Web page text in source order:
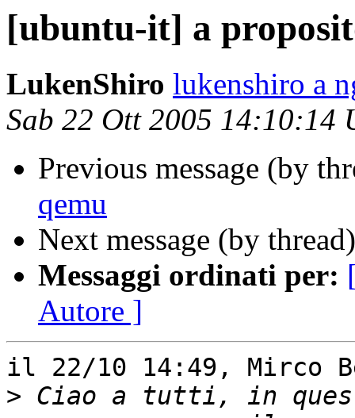
[ubuntu-it] a
LukenShiro lukenshiro a
Sab 22 Ott 2005 14:10:14
Previous message (by
qemu
Next message (by
Messaggi ordinati per:
Autore ]
il 22/10 14:49, Mirco
> Ciao a tutti, in